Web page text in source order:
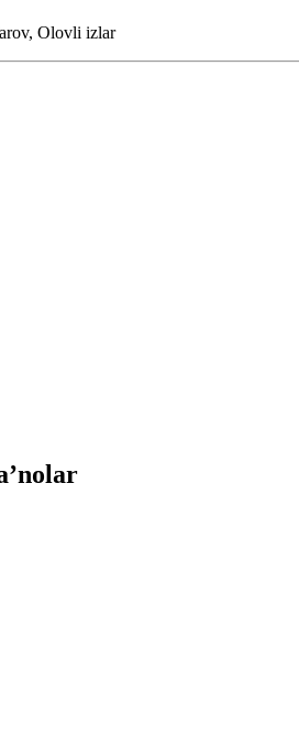
Olovli izlar